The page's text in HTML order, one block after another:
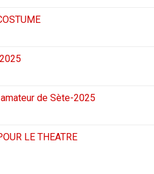
de Sète-2025
LE THEATRE